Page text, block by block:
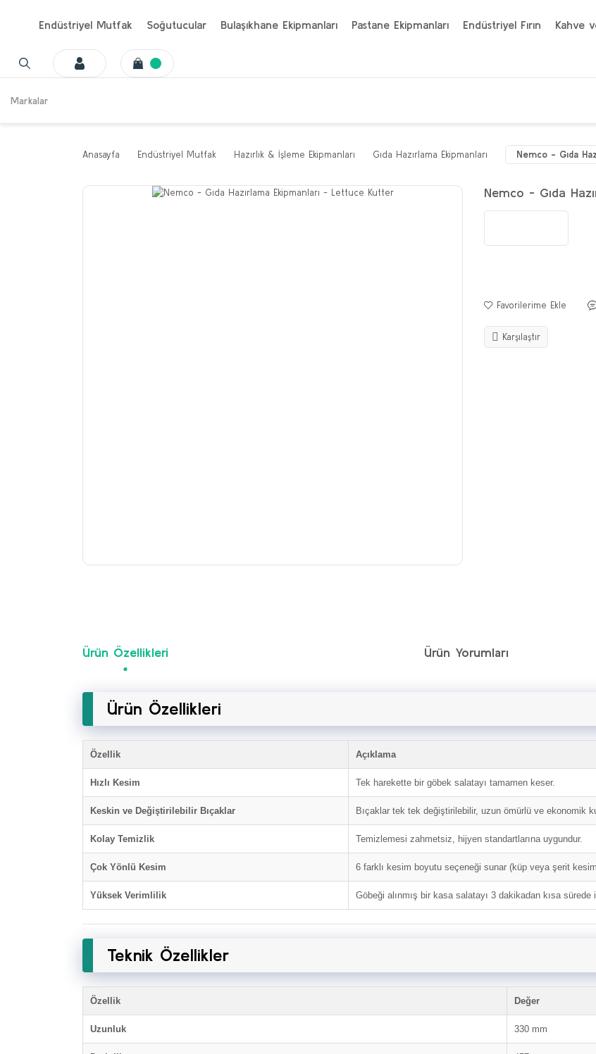
Endüstriyel Mutfak Soğutucular Bulaşıkhane Ekipmanları Pastane Ekipmanları Endüstriyel Fırın Kahve
Markalar
Anasayfa Endüstriyel Mutfak Hazırlık & İşleme Ekipmanları Gıda Hazırlama Ekipmanları Nemco - Gıda
Nemco - Gıda
Karşılaştır
Ürün Özellikleri Ürün Yorumları
Ürün Özellikleri
Özellik Açıklama
Hızlı Kesim Tek harekette bir göbek salatayı tamamen keser.
Keskin ve Değiştirilebilir Bıçaklar Bıçaklar tek tek değiştirilebilir, uzun ömürlü ve ekonomik
Kolay Temizlik Temizlemesi zahmetsiz, hijyen standartlarına uygundur.
Çok Yönlü Kesim 6 farklı kesim boyutu seçeneği sunar (küp veya şerit
Yüksek Verimlilik Göbeği alınmış bir kasa salatayı 3 dakikadan kısa sürede
Teknik Özellikler
Özellik Değer
Uzunluk 330 mm